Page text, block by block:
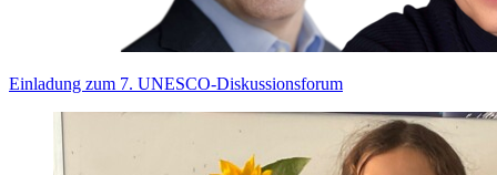
Einladung zum 7. UNESCO-Diskussionsforum